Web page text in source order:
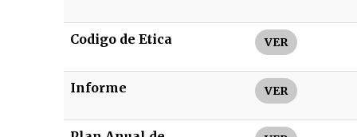
Codigo de Etica VER
Informe VER